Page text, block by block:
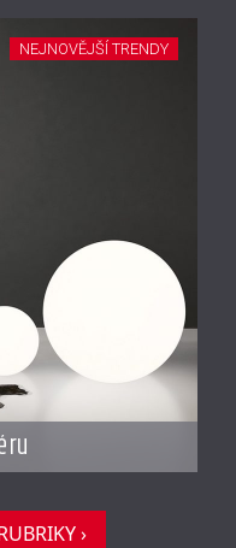
NEJNOVĚJŠÍ TRENDY
›